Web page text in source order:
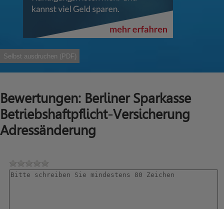
Selbst ausdruchen (PDF)
Bewertungen: Berliner Sparkasse
Betriebshaftpflicht-Versicherung
Adressänderung